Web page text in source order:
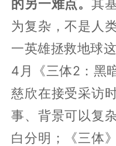
的另一难点。 其
为复杂，不是人
一英雄拯救地球
4月《三体2：黑
慈欣在接受采访
事、背景可以复
白分明；《三体